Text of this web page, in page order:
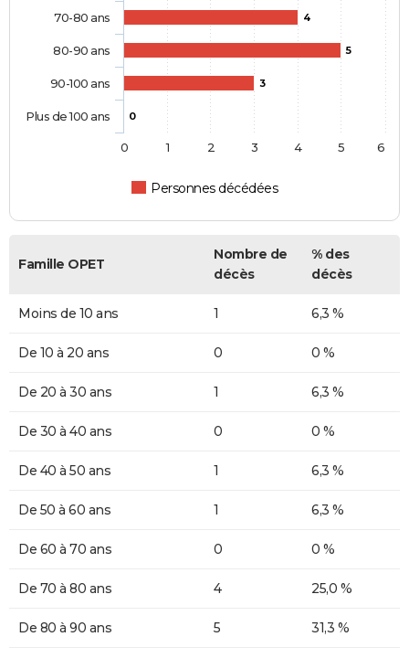
4
5
3
0
Personnes décédées
70-80 ans
80-90 ans
90-100 ans
Plus de 100 ans
0 1 2 3 4 5 6
Famille OPET
Nombre de
décès
% des
décès
Moins de 10 ans 1 6,3 %
De 10 à 20 ans 0 0 %
De 20 à 30 ans 1 6,3 %
De 30 à 40 ans 0 0 %
De 40 à 50 ans 1 6,3 %
De 50 à 60 ans 1 6,3 %
De 60 à 70 ans 0 0 %
De 70 à 80 ans 4 25,0 %
De 80 à 90 ans 5 31,3 %